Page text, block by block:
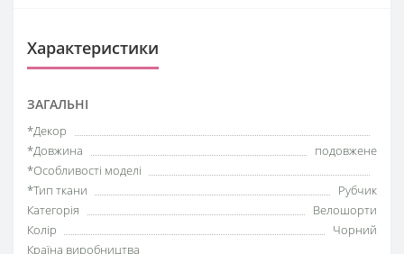
Характеристики
ЗАГАЛЬНІ
*Декор
*Довжина
подовжене
*Особливості моделі
*Тип ткани
Рубчик
Категорія
Велошорти
Колір
Чорний
Країна виробництва